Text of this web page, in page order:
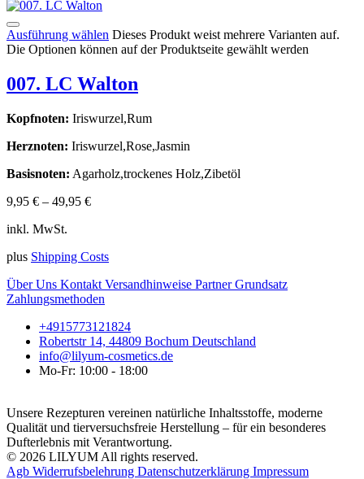
Ausführung wählen Dieses Produkt weist mehrere Varianten auf.
Die Optionen können auf der Produktseite gewählt werden
007. LC Walton
Kopfnoten: Iriswurzel,Rum
Herznoten: Iriswurzel,Rose,Jasmin
Basisnoten: Agarholz,trockenes Holz,Zibetöl
9,95 € – 49,95 €
inkl. MwSt.
plus Shipping Costs
Über Uns Kontakt Versandhinweise PartnerGrundsatz
Zahlungsmethoden
+4915773121824
Robertstr 14, 44809 Bochum Deutschland
info@lilyum-cosmetics.de
Mo-Fr: 10:00 - 18:00
Unsere Rezepturen vereinen natürliche Inhaltsstoffe, moderne
Qualität und tierversuchsfreie Herstellung – für ein besonderes
Dufterlebnis mit Verantwortung.
© 2026 LILYUM All rights reserved.
Agb Widerrufsbelehrung Datenschutzerklärung Impressum